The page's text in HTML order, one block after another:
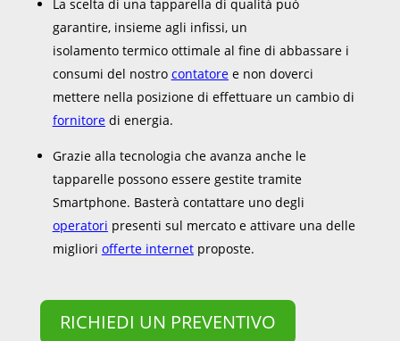
La scelta di una tapparella di qualità può
garantire, insieme agli infissi, un
isolamento termico ottimale al fine di abbassare i
consumi del nostro contatoree non doverci
mettere nella posizione di effettuare un cambio di
fornitoredi energia.
Grazie alla tecnologia che avanza anche le
tapparelle possono essere gestite tramite
Smartphone. Basterà contattare uno degli
operatori presenti sul mercato e attivare una delle
migliori offerte internetproposte.
RICHIEDI UN PREVENTIVO